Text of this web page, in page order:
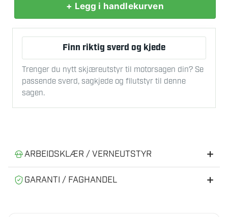
KM
1/4
antall
+ Legg i handlekurven
Finn riktig sverd og kjede
Trenger du nytt skjæreutstyr til motorsagen din? Se
passende sverd, sagkjede og filutstyr til denne
sagen.
ARBEIDSKLÆR / VERNEUTSTYR
GARANTI / FAGHANDEL